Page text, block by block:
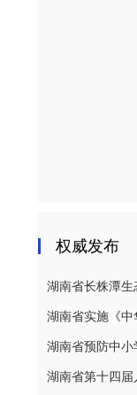
权威发布
湖南省长株潭生
湖南省预防中小